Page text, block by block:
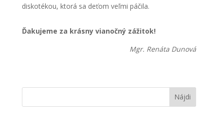
diskotékou, ktorá sa deťom veľmi páčila.
Ďakujeme za krásny vianočný zážitok!
Mgr. Renáta Dunová